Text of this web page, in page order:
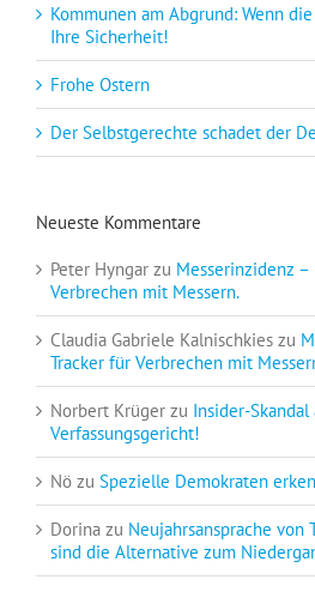
Kommunen am Abgrund: Wenn
Ihre Sicherheit!
Frohe Ostern
Der Selbstgerechte schadet der
Neueste Kommentare
Peter Hyngar zu Messerinzidenz –
Verbrechen mit Messern.
Claudia Gabriele Kalnischkies zu
Tracker für Verbrechen mit
Norbert Krüger zu Insider-Skandal
Verfassungsgericht!
Nö zu Spezielle Demokraten
Dorina zu Neujahrsansprache von
sind die Alternative zum